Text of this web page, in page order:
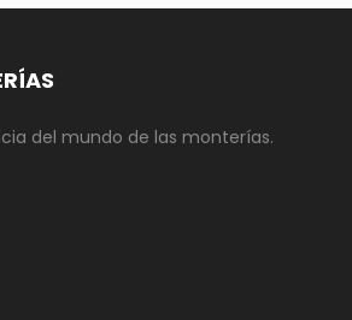
del mundo de las monterías.